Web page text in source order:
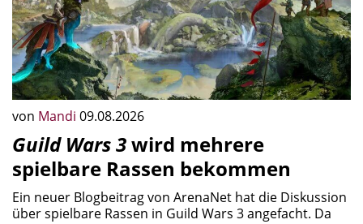
von Mandi 09.08.2026
Guild Wars 3wird mehrere
spielbare Rassen bekommen
Ein neuer Blogbeitrag von ArenaNet hat die Diskussion
über spielbare Rassen in Guild Wars 3 angefacht. Da